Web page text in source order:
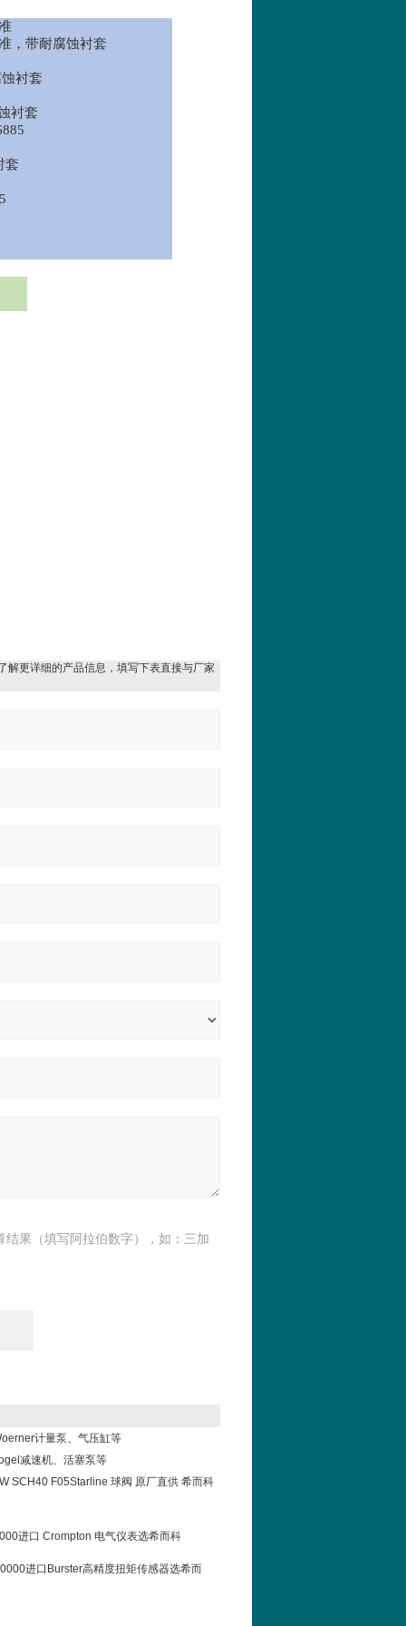
，带耐腐蚀衬套
衬套
衬套
套
解更详细的产品信息，填写下表直接与厂家
结果（填写阿拉伯数字），如：三加
计量泵、气压缸等
减速机、活塞泵等
SCH40 F05Starline 球阀 原厂直供 希而科
进口 Crompton 电气仪表选希而科
进口Burster高精度扭矩传感器选希而